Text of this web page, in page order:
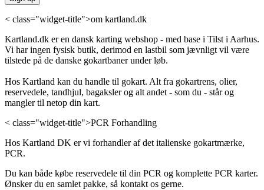
< class="widget-title">om kartland.dk
Kartland.dk er en dansk karting webshop - med base i Tilst i Aarhus.
Vi har ingen fysisk butik, derimod en lastbil som jævnligt vil være
tilstede på de danske gokartbaner under løb.
Hos Kartland kan du handle til gokart. Alt fra gokartrens, olier,
reservedele, tandhjul, bagaksler og alt andet - som du - står og
mangler til netop din kart.
< class="widget-title">PCR Forhandling
Hos Kartland DK er vi forhandler af det italienske gokartmærke,
PCR.
Du kan både købe reservedele til din PCR og komplette PCR karter.
Ønsker du en samlet pakke, så kontakt os gerne.